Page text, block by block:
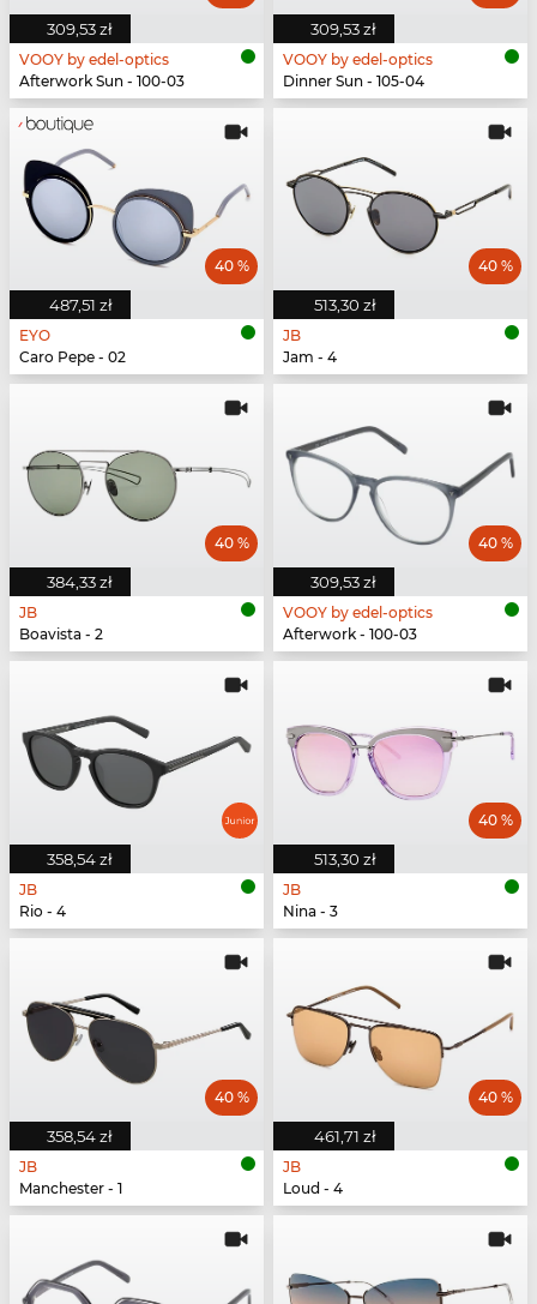
309,53 zł
VOOY by edel-optics
Afterwork Sun - 100-03
309,53 zł
VOOY by edel-optics
Dinner Sun - 105-04
487,51 zł
40 %
EYO
Caro Pepe - 02
513,30 zł
40 %
JB
Jam - 4
384,33 zł
40 %
JB
Boavista - 2
309,53 zł
40 %
VOOY by edel-optics
Afterwork - 100-03
358,54 zł
JB
Rio - 4
513,30 zł
40 %
JB
Nina - 3
358,54 zł
40 %
JB
Manchester - 1
461,71 zł
40 %
JB
Loud - 4